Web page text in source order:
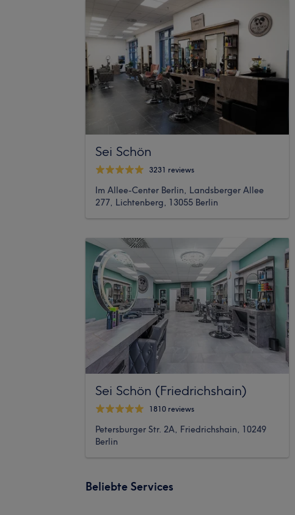
Sei Schön
3231 reviews
Im Allee-Center Berlin, Landsberger Allee
277, Lichtenberg, 13055 Berlin
Sei Schön (Friedrichshain)
1810 reviews
Petersburger Str. 2A, Friedrichshain, 10249
Berlin
Beliebte Services